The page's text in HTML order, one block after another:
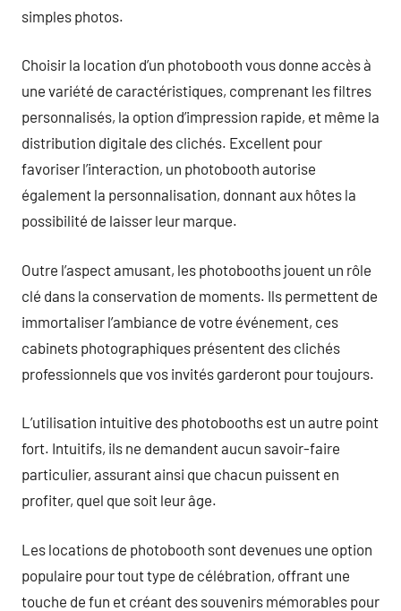
simples photos.
Choisir la location d’un photobooth vous donne accès à
une variété de caractéristiques, comprenant les filtres
personnalisés, la option d’impression rapide, et même la
distribution digitale des clichés. Excellent pour
favoriser l’interaction, un photobooth autorise
également la personnalisation, donnant aux hôtes la
possibilité de laisser leur marque.
Outre l’aspect amusant, les photobooths jouent un rôle
clé dans la conservation de moments. Ils permettent de
immortaliser l’ambiance de votre événement, ces
cabinets photographiques présentent des clichés
professionnels que vos invités garderont pour toujours.
L’utilisation intuitive des photobooths est un autre point
fort. Intuitifs, ils ne demandent aucun savoir-faire
particulier, assurant ainsi que chacun puissent en
profiter, quel que soit leur âge.
Les locations de photobooth sont devenues une option
populaire pour tout type de célébration, offrant une
touche de fun et créant des souvenirs mémorables pour